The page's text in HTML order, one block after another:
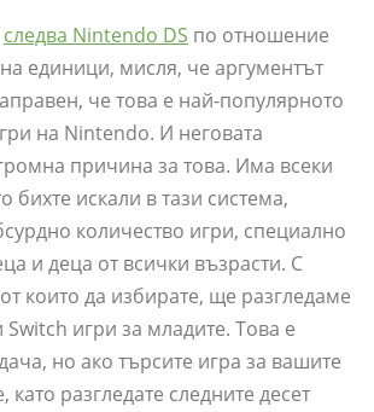
следва Nintendo DS по отношение
единици, мисля, че аргументът
че това е най-популярното
на Nintendo. И неговата
причина за това. Има всеки
бихте искали в тази система,
количество игри, специално
и деца от всички възрасти. С
които да избирате, ще разгледаме
игри за младите. Това е
но ако търсите игра за вашите
като разгледате следните десет